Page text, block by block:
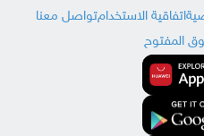
اتفاقية الاستخدامتواصل معنا
المفتوح